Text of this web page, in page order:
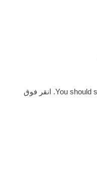
You should. انقر فوق